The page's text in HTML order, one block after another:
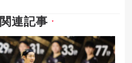
関連記事 ▼